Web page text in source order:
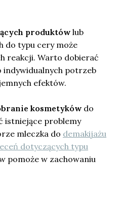
produktówlub
do typu cery może
reakcji. Warto dobierać
indywidualnych potrzeb
efektów.
kosmetyków do
istniejące problemy
mleczka do demakijażu
dotyczących typu
pomoże w zachowaniu